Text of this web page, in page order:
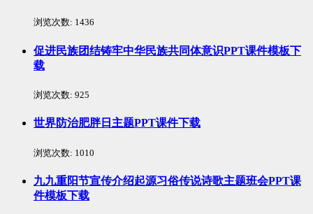
浏览次数: 1436
促进民族团结铸牢中华民族共同体意识PPT课件模板下
载
浏览次数: 925
世界防治肥胖日主题PPT课件下载
浏览次数: 1010
九九重阳节宣传介绍起源习俗传说诗歌主题班会PPT课
件模板下载